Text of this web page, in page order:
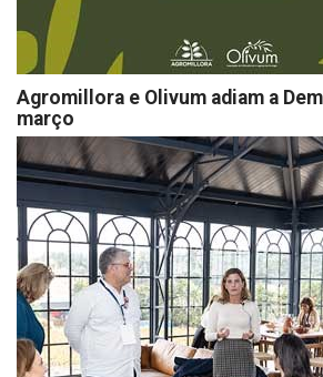
Agromillora e Olivum adiam a
março